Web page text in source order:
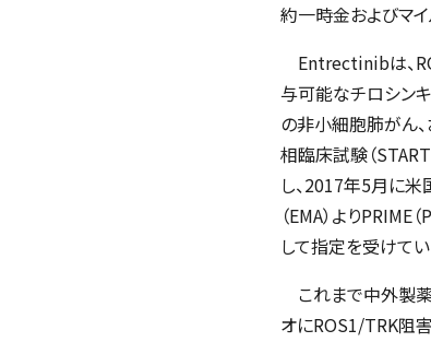
約一時金およびマイ
Entrectinibは、
与可能なチロシン
の非小細胞肺がん
相臨床試験（
し、2017年5月に
（EMA）より
して指定を受けてい
これまで中外製薬
オにROS1/TRK阻